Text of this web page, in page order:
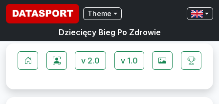
Dziecięcy Bieg Po Zdrowie
Theme
v 2.0 v 1.0